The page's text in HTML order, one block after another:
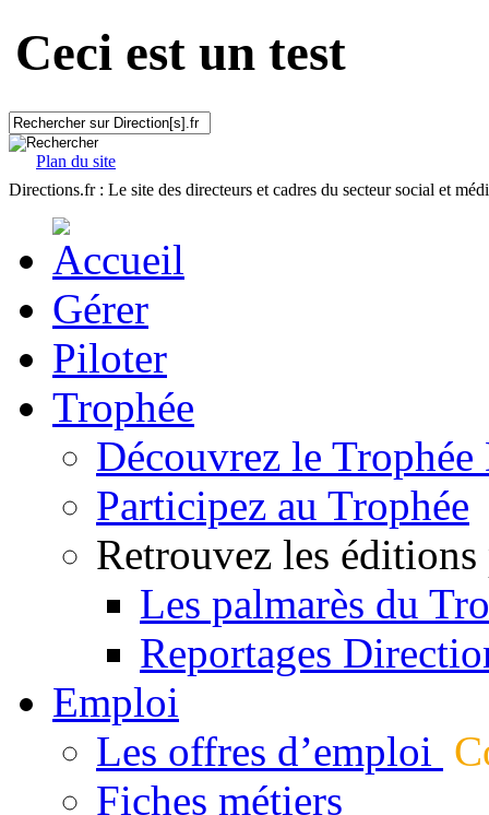
Ceci est un test
Plan du site
Directions.fr : Le site des directeurs et cadres du secteur social et
Gérer
Piloter
Trophée
Découvrez le
Participez au Trophée
Retrouvez les éditions
Les palmarès du
Reportages
Emploi
Les offres d’emploi
Fiches métiers